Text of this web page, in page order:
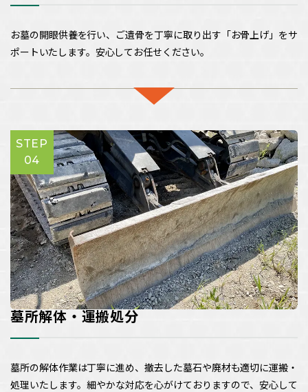
お墓の開眼供養を行い、ご遺骨を丁寧に取り出す「お骨上げ」をサ
ポートいたします。安心してお任せください。
STEP
04
墓所解体・運搬処分
墓所の解体作業は丁寧に進め、撤去した墓石や廃材も適切に運搬・
処理いたします。細やかな対応を心がけておりますので、安心して